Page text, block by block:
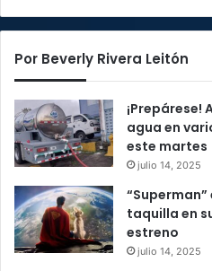
Por Beverly Rivera Leitón
¡Prepárese!
agua en
este martes
julio 14, 2025
taquilla en
estreno
julio 14, 2025